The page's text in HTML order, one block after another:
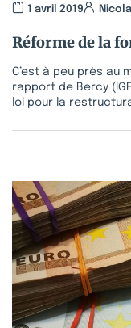
1 avril 2019
Réforme de la
C’est à peu près au
rapport de Bercy
loi pour la